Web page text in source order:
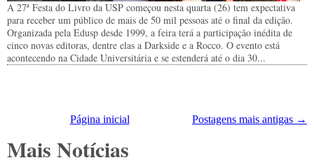
A 27ª Festa do Livro da USP começou nesta quarta (26) tem expectativa
para receber um público de mais de 50 mil pessoas até o final da edição.
Organizada pela Edusp desde 1999, a feira terá a participação inédita de
cinco novas editoras, dentre elas a Darkside e a Rocco. O evento está
acontecendo na Cidade Universitária e se estenderá até o dia 30...
Postagens mais antigas →
Página inicial
Mais Notícias